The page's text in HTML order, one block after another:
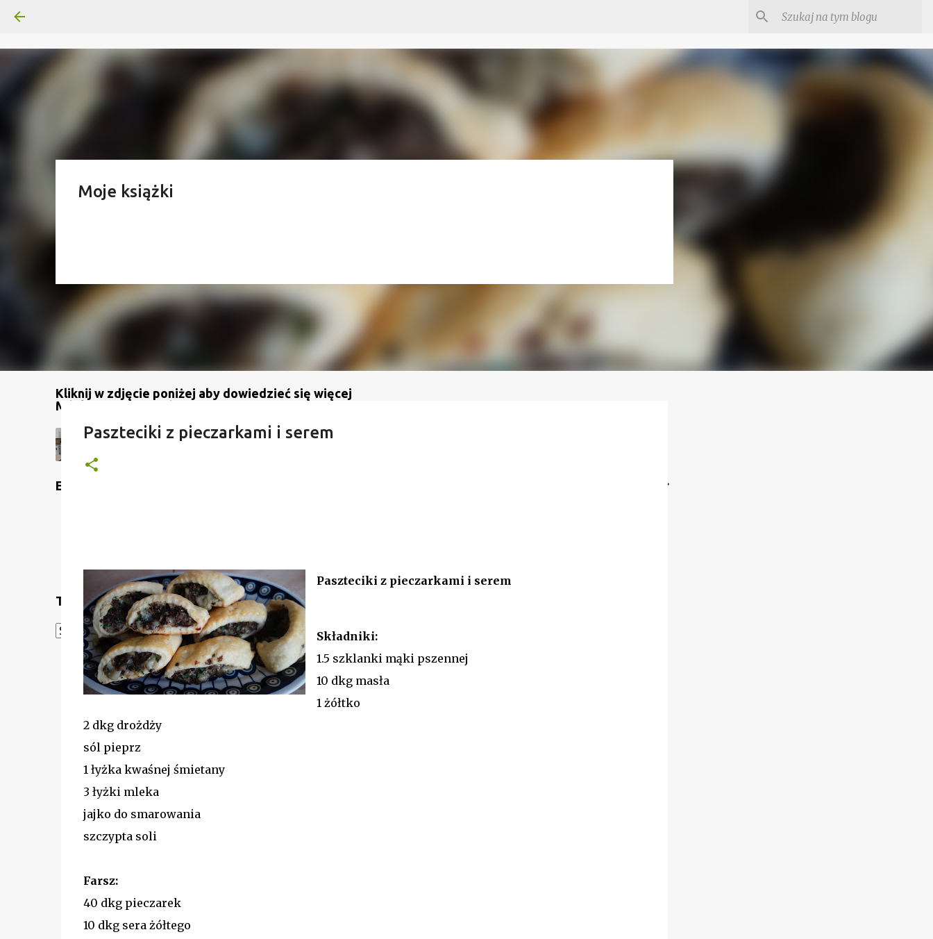
Kliknij w zdjęcie poniżej aby dowiedzieć się więcej
Moje książki
Mój kanał na YouTube
Etykiety
Translate
Powered by Translate
Paszteciki z pieczarkami i serem
Paszteciki z pieczarkami i serem
Składniki:
1.5 szklanki mąki pszennej
10 dkg masła
1 żółtko
2 dkg drożdży
sól pieprz
1 łyżka kwaśnej śmietany
3 łyżki mleka
jajko do smarowania
szczypta soli
Farsz:
40 dkg pieczarek
10 dkg sera żółtego